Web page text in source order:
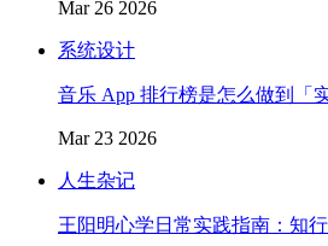
Mar 26 2026
系统设计
音乐 App 排行榜是怎么做到「
Mar 23 2026
人生杂记
王阳明心学日常实践指南：知